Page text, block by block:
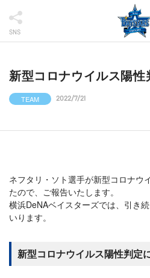
SNS
新型コロナウイルス陽性
TEAM 2022/7/21
ネフタリ・ソト選手が新型コロナウ
たので、ご報告いたします。
横浜DeNAベイスターズでは、引き
いります。
新型コロナウイルス陽性判定